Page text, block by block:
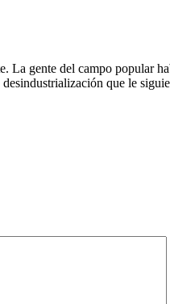
La gente del campo popular
que le